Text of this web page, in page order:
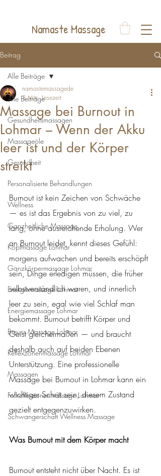
Namaste Massage
Beitrag
Alle Beiträge
Gesundheitsmassagen
Massageöle
Gesundheit
Personalisierte Behandlungen
Wellness
Ganzheitliche Massage
Kopfmassage Lohmar
Ganzkörpermassage Lohmar
Energiemassage Lohmar
Energiemassage Lohmar
Breuss Massage Lohmar
Reflexzonenmassage Lohmar
Massagen
Fußreflexzonenmassage Lohmar
Schwangerschaft Wellness Massage
Alle Beiträge
Massage bei Burnout in
Lohmar – Wenn der Akku
leer ist und der Körper
streikt
namastemassagede
3 Min. Lesezeit
Burnout ist kein Zeichen von Schwäche
— es ist das Ergebnis von zu viel, zu
lang, ohne ausreichende Erholung. Wer
an Burnout leidet, kennt dieses Gefühl:
morgens aufwachen und bereits erschöpft
sein, Dinge erledigen müssen, die früher
selbstverständlich waren, und innerlich
leer zu sein, egal wie viel Schlaf man
bekommt. Burnout betrifft Körper und
Geist gleichermaßen — und braucht
deshalb auch auf beiden Ebenen
Unterstützung. Eine professionelle
Massage bei Burnout in Lohmar kann ein
wichtiger Schritt sein, diesem Zustand
gezielt entgegenzuwirken.
Was Burnout mit dem Körper macht
Burnout entsteht nicht über Nacht. Es ist